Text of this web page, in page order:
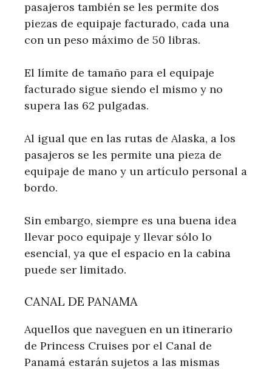
pasajeros también se les permite dos
piezas de equipaje facturado, cada una
con un peso máximo de 50 libras.
El límite de tamaño para el equipaje
facturado sigue siendo el mismo y no
supera las 62 pulgadas.
Al igual que en las rutas de Alaska, a los
pasajeros se les permite una pieza de
equipaje de mano y un artículo personal a
bordo.
Sin embargo, siempre es una buena idea
llevar poco equipaje y llevar sólo lo
esencial, ya que el espacio en la cabina
puede ser limitado.
CANAL DE PANAMA
Aquellos que naveguen en un itinerario
de Princess Cruises por el Canal de
Panamá estarán sujetos a las mismas